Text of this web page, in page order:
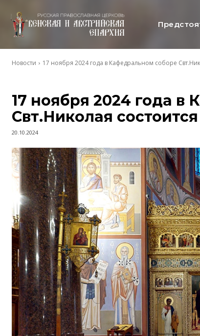
Новости 17 ноября 2024 года в Кафедральном соборе
17 ноября 2024 года
Свт.Николая
20.10.2024